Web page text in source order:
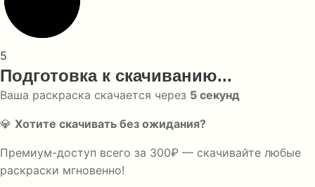
5
Подготовка к скачиванию...
Ваша раскраска скачается через 5 секунд
💎 Хотите скачивать без ожидания?
Премиум-доступ всего за 300₽ — скачивайте любые
раскраски мгновенно!